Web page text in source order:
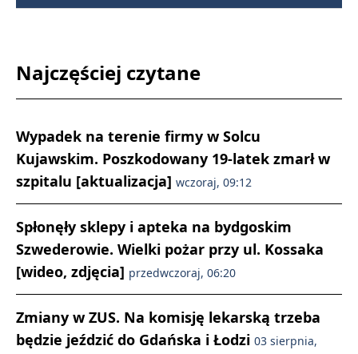
Najczęściej czytane
Wypadek na terenie firmy w Solcu
Kujawskim. Poszkodowany 19-latek zmarł w
szpitalu [aktualizacja] wczoraj, 09:12
Spłonęły sklepy i apteka na bydgoskim
Szwederowie. Wielki pożar przy ul. Kossaka
[wideo, zdjęcia] przedwczoraj, 06:20
Zmiany w ZUS. Na komisję lekarską trzeba
będzie jeździć do Gdańska i Łodzi 03 sierpnia,